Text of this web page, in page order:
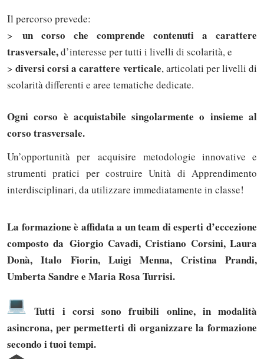
Il percorso prevede:
> un corso che comprende contenuti a carattere
trasversale,d’interesse per tutti i livelli di scolarità, e
>diversi corsi a carattere verticale, articolati per livelli di
scolarità differenti e aree tematiche dedicate.
Ogni corso è acquistabile singolarmente o insieme al
corso trasversale.
Un’opportunità per acquisire metodologie innovative e
strumenti pratici per costruire Unità di Apprendimento
interdisciplinari, da utilizzare immediatamente in classe!
La formazione è affidata a un team di esperti d’eccezione
composto da Giorgio Cavadi, Cristiano Corsini, Laura
Donà, Italo Fiorin, Luigi Menna, Cristina Prandi,
Umberta Sandre e Maria Rosa Turrisi.
Tutti i corsi sono fruibili online, in modalità
asincrona, per permetterti di organizzare la formazione
secondo i tuoi tempi.